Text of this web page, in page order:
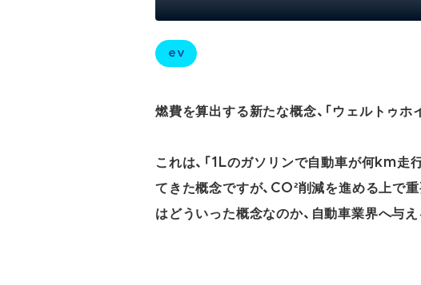
ev
燃費を算出する新たな概念、「ウェルトゥ
これは、「1Lのガソリンで自動車が何km走
てきた概念ですが、CO²削減を進める上で
はどういった概念なのか、自動車業界へ与